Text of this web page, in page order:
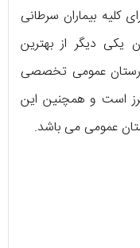
کلیه بیماران سرطانی
یکی دیگر از بهترین
عمومی تخصصی
است و همچنین این
عمومی می باشد.